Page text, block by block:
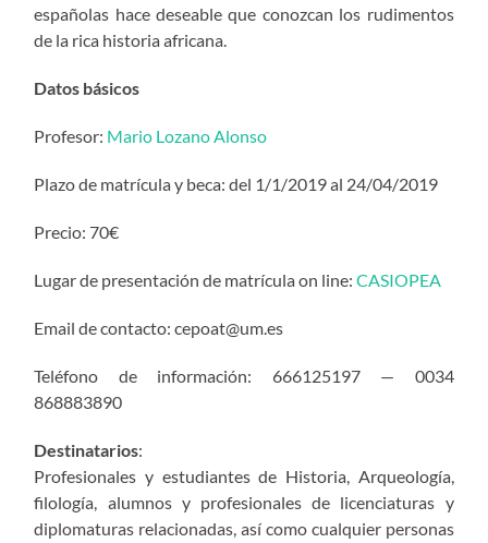
españolas hace deseable que conozcan los rudimentos
de la rica historia africana.
Datos básicos
Profesor: Mario Lozano Alonso
Plazo de matrícula y beca: del 1/1/2019 al 24/04/2019
Precio: 70€
Lugar de presentación de matrícula on line:CASIOPEA
Email de contacto: cepoat@um.es
Teléfono de información: 666125197 — 0034
868883890
Destinatarios:
Profesionales y estudiantes de Historia, Arqueología,
filología, alumnos y profesionales de licenciaturas y
diplomaturas relacionadas, así como cualquier personas